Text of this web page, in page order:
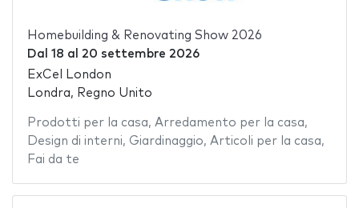
Homebuilding & Renovating Show 2026
Dal 18 al 20 settembre 2026
ExCel London
Londra, Regno Unito
Prodotti per la casa, Arredamento per la casa,
Design di interni, Giardinaggio, Articoli per la casa,
Fai da te